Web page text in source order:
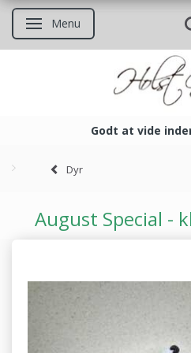
Skifte navigation
Menu
Godt at vide
Dyr
August Special -